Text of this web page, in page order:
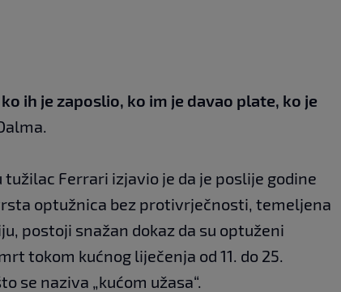
ih je zaposlio, ko im je davao plate, ko je
Ferrari izjavio je da je poslije godine
optužnica bez protivrječnosti, temeljena
postoji snažan dokaz da su optuženi
tokom kućnog liječenja od 11. do 25.
se naziva „kućom užasa“.